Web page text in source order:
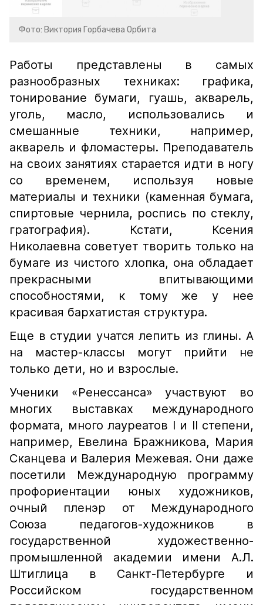
Фото: Виктория Горбачева Орбита
Работы представлены в самых
разнообразных техниках: графика,
тонирование бумаги, гуашь, акварель,
уголь, масло, использовались и
смешанные техники, например,
акварель и фломастеры. Преподаватель
на своих занятиях старается идти в ногу
со временем, используя новые
материалы и техники (каменная бумага,
спиртовые чернила, роспись по стеклу,
гратография). Кстати, Ксения
Николаевна советует творить только на
бумаге из чистого хлопка, она обладает
прекрасными впитывающими
способностями, к тому же у нее
красивая бархатистая структура.
Еще в студии учатся лепить из глины. А
на мастер-классы могут прийти не
только дети, но и взрослые.
Ученики «Ренессанса» участвуют во
многих выставках международного
формата, много лауреатов I и II степени,
например, Евелина Бражникова, Мария
Сканцева и Валерия Межевая. Они даже
посетили Международную программу
профориентации юных художников,
очный пленэр от Международного
Союза педагогов-художников в
государственной художественно-
промышленной академии имени А.Л.
Штиглица в Санкт-Петербурге и
Российском государственном